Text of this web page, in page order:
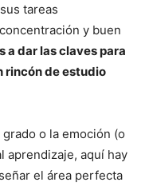
r
i
r
e
n
i
r
e
n
p
p
tareas
y buen
a dar las claves para
rincón de estudio
o la emoción (o
aprendizaje, aquí hay
el área perfecta